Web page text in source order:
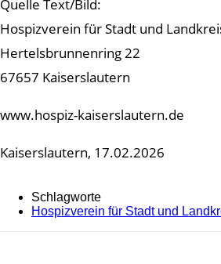
Quelle Text/Bild:
Hospizverein für Stadt und
Hertelsbrunnenring 22
67657 Kaiserslautern
www.hospiz-kaiserslautern.de
Kaiserslautern, 17.02.2026
Schlagworte
Hospizverein für Stadt und